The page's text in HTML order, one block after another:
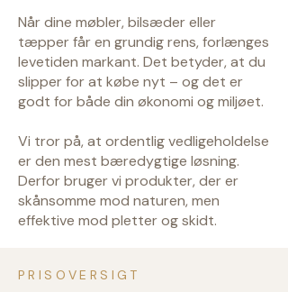
Når dine møbler, bilsæder eller
tæpper får en grundig rens, forlænges
levetiden markant. Det betyder, at du
slipper for at købe nyt – og det er
godt for både din økonomi og miljøet.
Vi tror på, at ordentlig vedligeholdelse
er den mest bæredygtige løsning.
Derfor bruger vi produkter, der er
skånsomme mod naturen, men
effektive mod pletter og skidt.
PRISOVERSIGT